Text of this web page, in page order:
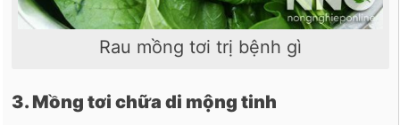
Rau mồng tơi trị bệnh gì
3. Mồng tơi chữa di mộng tinh